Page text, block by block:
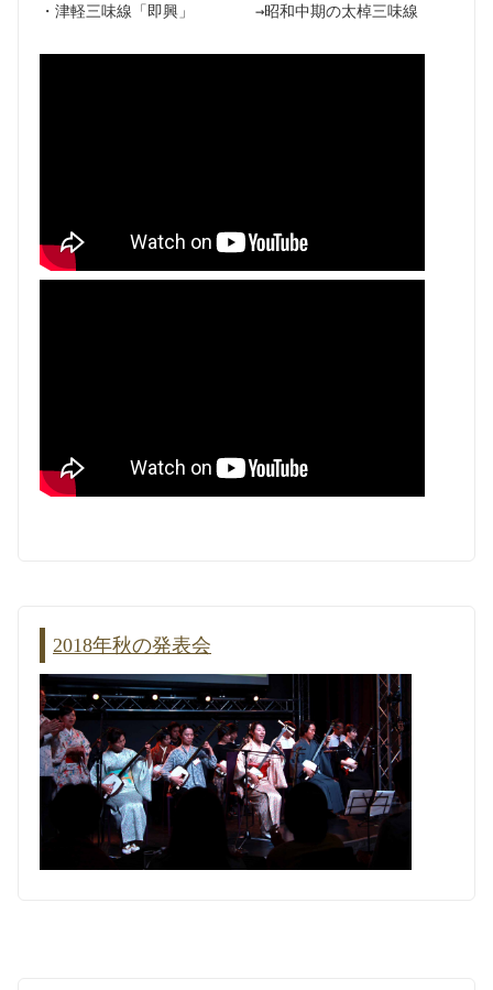
・津軽三味線「即興」 →昭和中期の太棹三味線
2018年秋の発表会